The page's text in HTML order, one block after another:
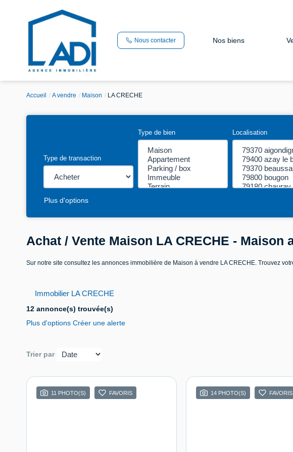
Nous contacter Nos biens
Accueil A vendre Maison LA CRECHE
Type de transaction
Type de bien Localisation
Plus d'options
Achat / Vente Maison LA CRECHE - Maison
Sur notre site consultez les annonces immobilière de Maison à vendre LA CRECHE. Trouvez
Immobilier LA CRECHE
12 annonce(s) trouvée(s)
Plus d'options Créer une alerte
Trier par
11 PHOTO(S) FAVORIS 14 PHOTO(S) FAVORIS